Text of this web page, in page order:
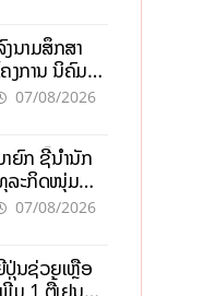
ລະ ຈຸນລະ
ສາຫະກິດ
ງນາມສຶກສາ
ງການ ນິຄົມ
ສາຫະກຳ
ລ້ານໂດລາ,
າງວຽກ 5.000
ຳແໜ່ງ
07/08/2026
າຍົກ ຊີ້ນຳນັກ
ລະກິດໜຸ່ມ
ອງນຳໜ້າແກ້
າກົນ, ຫັນສູ່ດິຈິ
07/08/2026
ປຸ່ນຊ່ວຍເຫຼືອ
ພີ່ມ 1 ຕື້ເຢນ